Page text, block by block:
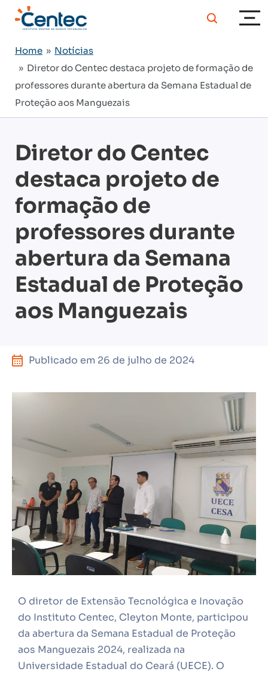
Home » Notícias
» Diretor do Centec destaca projeto de formação de
professores durante abertura da Semana Estadual de
Proteção aos Manguezais
Diretor do Centec
destaca projeto de
formação de
professores durante
abertura da Semana
Estadual de Proteção
aos Manguezais
Publicado em 26 de julho de 2024
O diretor de Extensão Tecnológica e Inovação
do Instituto Centec, Cleyton Monte, participou
da abertura da Semana Estadual de Proteção
aos Manguezais 2024, realizada na
Universidade Estadual do Ceará (UECE). O